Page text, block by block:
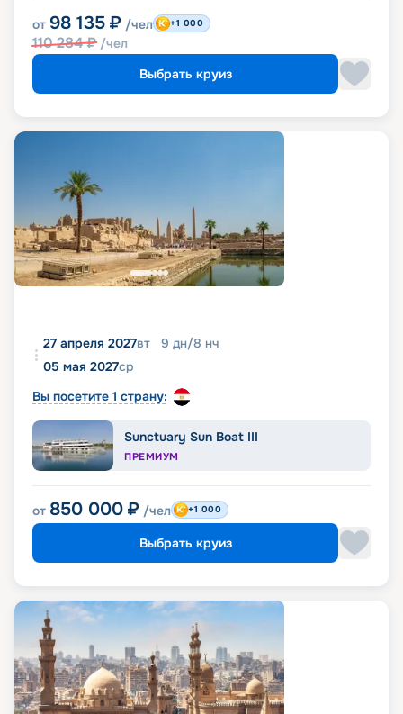
от 98 135 ₽ /чел
110 284₽ /чел
+1 000
Выбрать круиз
27 апреля 2027вт 9 дн/8 нч
05 мая 2027ср
Вы посетите 1 страну:
Sunctuary Sun Boat III
ПРЕМИУМ
от 850 000 ₽ /чел +1 000
Выбрать круиз